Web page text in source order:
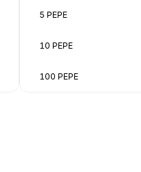
5 PEPE
10 PEPE
100 PEPE